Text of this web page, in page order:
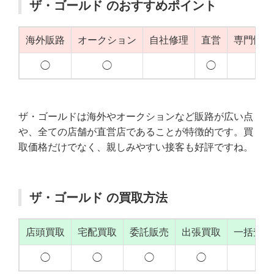
ザ・ゴールド のおすすめポイント
海外販路 オークション 自社修理 直営 専門性
◯ ◯ ◯
ザ・ゴールドは海外やオークションなど販路が広い点
や、全ての店舗が直営店であることが特徴的です。買
取価格だけでなく、親しみやすい接客も好評ですね。
ザ・ゴールド の買取方法
店頭買取 宅配買取 委託販売 出張買取 一括査定
◯ ◯ ◯ ◯